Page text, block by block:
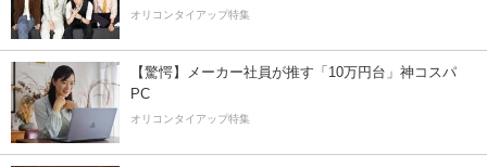
オリコンタイアップ特集
【驚愕】メーカー社員が推す「10万円台」神コスパ
PC
オリコンタイアップ特集